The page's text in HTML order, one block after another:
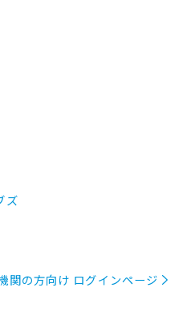
ズ
関の方向け ログインページ